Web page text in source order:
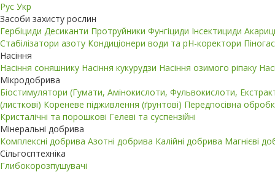
Рус Укр
Засоби захисту рослин
Гербіциди Десиканти Протруйники Фунгіциди Інсектициди
Стабілізатори азоту Кондиціонери води та pH-коректори
Насіння
Насіння соняшнику Насіння кукурудзи Насіння озимого ріпаку
Мікродобрива
Біостимулятори (Гумати, Амінокислоти, Фульвокислоти,
(листкові) Кореневе підживлення (ґрунтові) Передпосівна
Кристалічні та порошкові Гелеві та суспензійні
Мінеральні добрива
Комплексні добрива Азотні добрива Калійні добрива Магнієві
Сільгосптехніка
Глибокорозпушувачі